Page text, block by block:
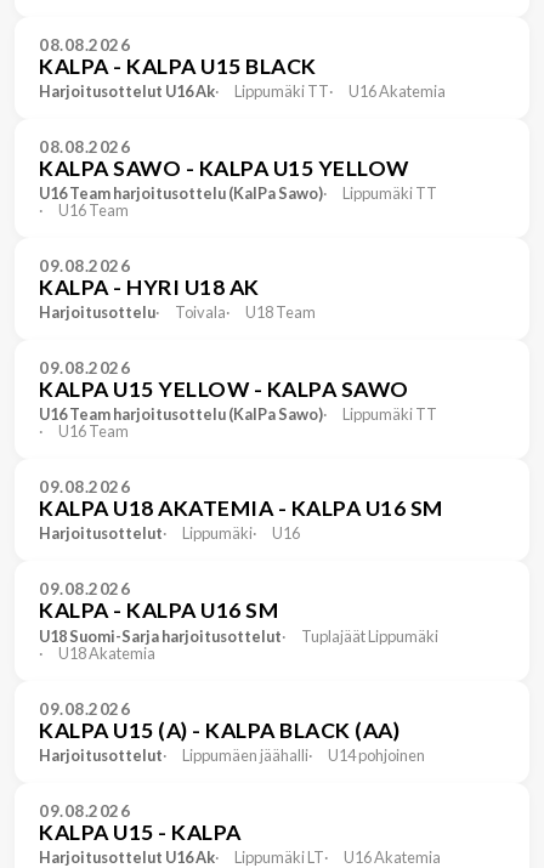
08.08.2026
KALPA - KALPA U15 BLACK
Harjoitusottelut U16 Ak Lippumäki TT U16 Akatemia
08.08.2026
KALPA SAWO - KALPA U15 YELLOW
U16 Team harjoitusottelu (KalPa Sawo)
Lippumäki TT
U16 Team
09.08.2026
KALPA - HYRI U18 AK
Harjoitusottelu Toivala U18 Team
09.08.2026
KALPA U15 YELLOW - KALPA SAWO
U16 Team harjoitusottelu (KalPa Sawo)
Lippumäki TT
U16 Team
09.08.2026
KALPA U18 AKATEMIA - KALPA U16 SM
Harjoitusottelut Lippumäki U16
09.08.2026
KALPA - KALPA U16 SM
U18 Suomi-Sarja harjoitusottelut
Tuplajäät Lippumäki
U18 Akatemia
09.08.2026
KALPA U15 (A) - KALPA BLACK (AA)
Harjoitusottelut Lippumäen jäähalli U14 pohjoinen
09.08.2026
KALPA U15 - KALPA
Harjoitusottelut U16 Ak Lippumäki LT U16 Akatemia